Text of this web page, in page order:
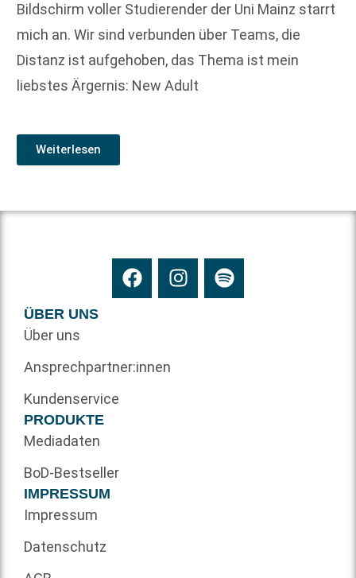
Bildschirm voller Studierender der Uni Mainz starrt
mich an. Wir sind verbunden über Teams, die
Distanz ist aufgehoben, das Thema ist mein
liebstes Ärgernis: New Adult
Weiterlesen
ÜBER UNS
Über uns
Ansprechpartner:innen
Kundenservice
PRODUKTE
Mediadaten
BoD-Bestseller
IMPRESSUM
Impressum
Datenschutz